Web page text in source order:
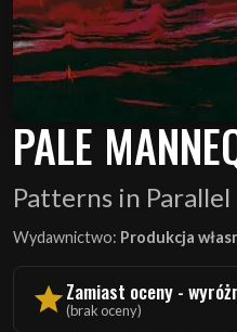
PALE
Patterns in Parallel
Wydawnictwo: Produkcja
Zamiast oceny -
(brak oceny)